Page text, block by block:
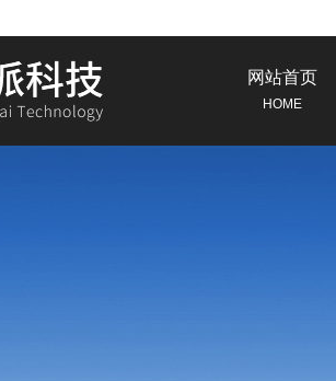
网站首页
HOME